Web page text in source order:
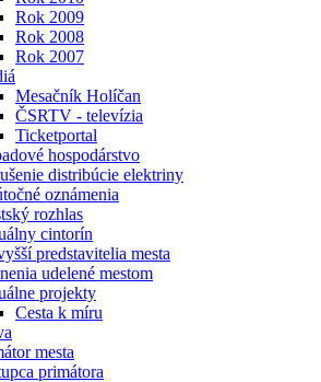
Rok 2009
Rok 2008
Rok 2007
Mesačník Holíčan
ČSRTV - televízia
Ticketportal
hospodárstvo
distribúcie elektriny
oznámenia
rozhlas
cintorín
predstavitelia mesta
udelené mestom
projekty
Cesta k míru
mesta
primátora